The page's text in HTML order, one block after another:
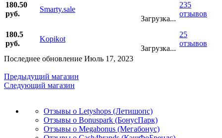
180.50
руб.
Smarty.sale
Загрузка...
235
отзывов
180.5
руб.
Kopikot
Загрузка...
25
отзывов
Последнее обновление Июль 17, 2023
Предыдущий магазин
Следующий магазин
Отзывы о Letyshops (Летишопс)
Отзывы о Bonuspark (БонусПарк)
Отзывы о Megabonus (Мегабонус)